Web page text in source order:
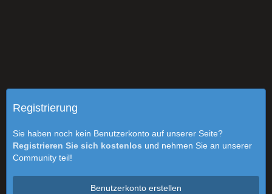
Registrierung
Sie haben noch kein Benutzerkonto auf unserer Seite?
Registrieren Sie sich kostenlos und nehmen Sie an unserer
Community teil!
Benutzerkonto erstellen